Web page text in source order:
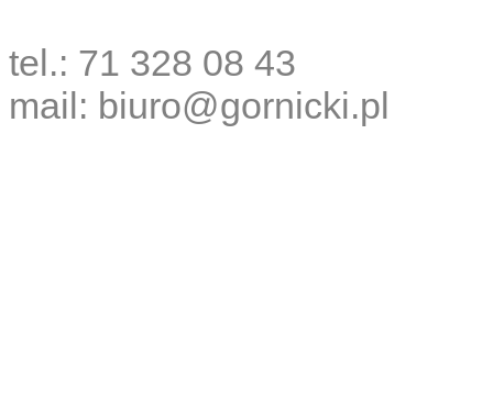
tel.: 71 328 08 43
mail: biuro@gornicki.pl